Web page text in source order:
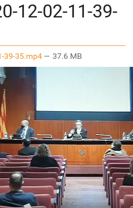
12-02-11-39-
39-35.mp4 — 37.6 MB